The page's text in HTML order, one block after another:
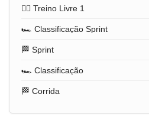
🏋️‍♂️ Treino Livre 1
🏎️ Classificação Sprint
🏁 Sprint
🏎️ Classificação
🏁 Corrida